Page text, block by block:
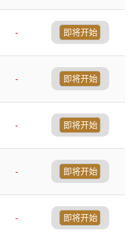
-
即将开始
-
即将开始
-
即将开始
-
即将开始
-
即将开始